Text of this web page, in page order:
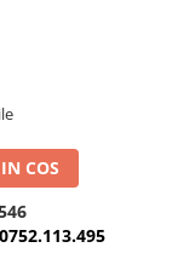
COS
0752.113.495